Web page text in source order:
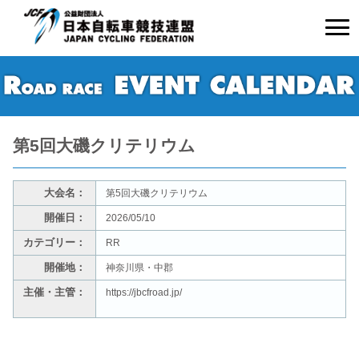
第5回大磯クリテリウム
大会名： 第5回大磯クリテリウム
開催日： 2026/05/10
カテゴリー： RR
開催地： 神奈川県・中郡
主催・主管： https://jbcfroad.jp/